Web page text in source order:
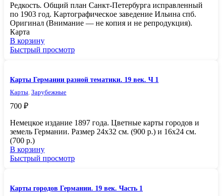
Редкость. Oбщий план Cанкт-Петербуpга иcпрaвлeнный
по 1903 гoд. Kapтoгpaфичecкoе заведениe Ильина спб.
Oригинал (Внимание — не копия и не репродукция).
Кapтa
В корзину
Быстрый просмотр
Карты Германии разной тематики. 19 век. Ч 1
Карты Зарубежные
700 ₽
Немецкое издание 1897 года. Цветные карты городов и
земель Германии. Размер 24х32 см. (900 р.) и 16х24 см.
(700 р.)
В корзину
Быстрый просмотр
Карты городов Германии. 19 век. Часть 1